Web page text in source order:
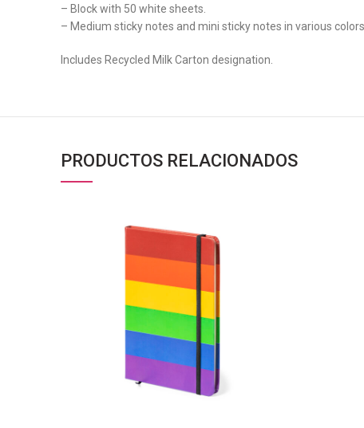
– Block with 50 white sheets.
– Medium sticky notes and mini sticky notes in various colors.
Includes Recycled Milk Carton designation.
PRODUCTOS RELACIONADOS